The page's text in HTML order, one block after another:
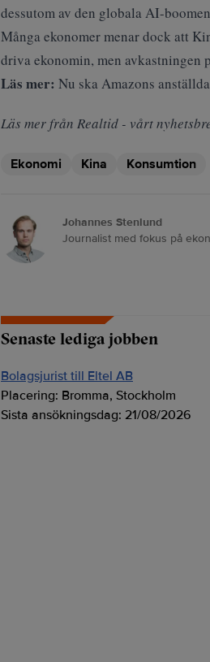
dessutom av den globala AI-
Många ekonomer menar dock att
driva ekonomin, men avkastningen
Läs mer: Nu ska Amazons
Läs mer från Realtid - vårt
Ekonomi Kina Konsumtion
Johannes Stenlund
Journalist med fokus på
Senaste lediga jobben
Bolagsjurist till Eltel AB
Placering: Bromma, Stockholm
Sista ansökningsdag: 21/08/2026